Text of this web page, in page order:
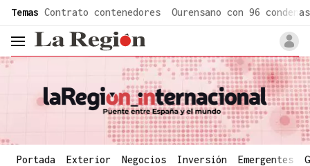
Temas Contrato contenedores Ourensano con 96 condenas
header.menu.open
Portada Exterior Negocios Inversión Emergentes